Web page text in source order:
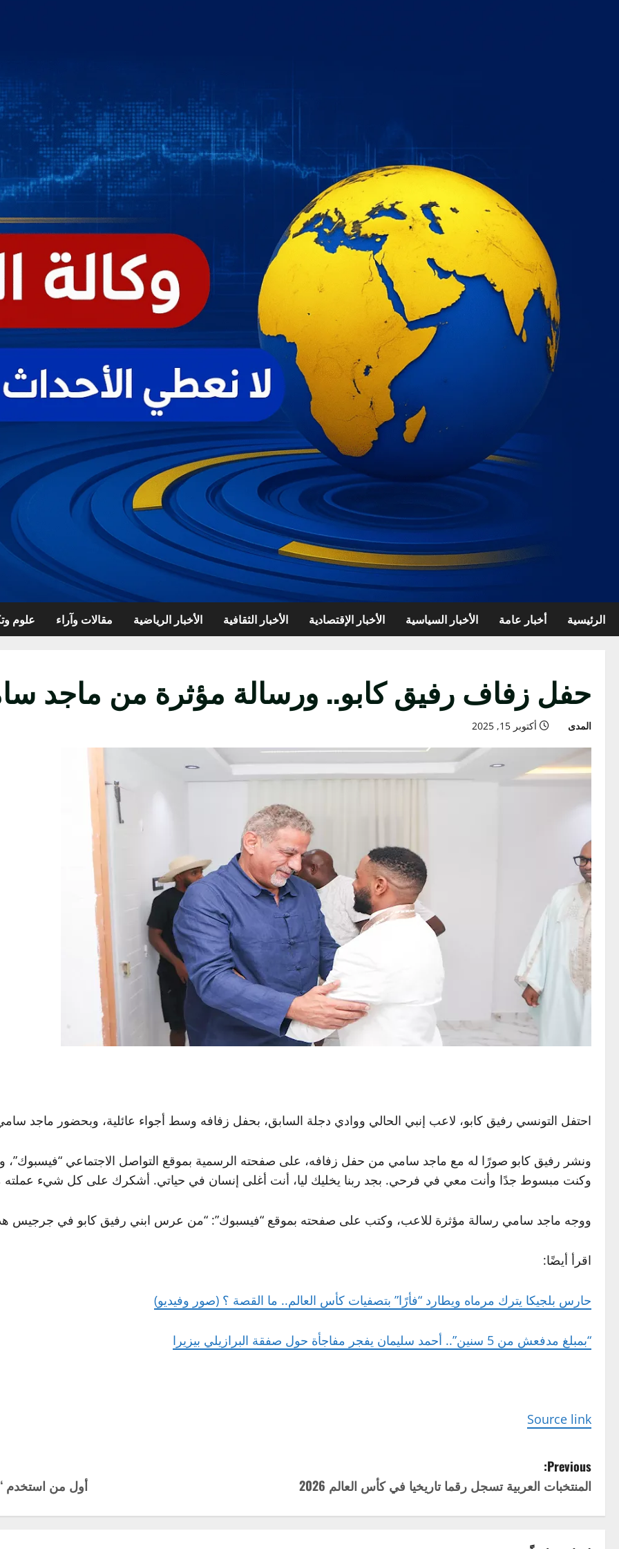
الرئيسية أخبار عامة الأخبار السياسية الأخبار الإقتصادية الأخبار الثقافية الأخبار الرياضية مقالات وآراء علوم
حفل زفاف رفيق كابو.. ورسالة مؤثرة من ماجد
المدى أكتوبر 15, 2025
احتفل التونسي رفيق كابو، لاعب إنبي الحالي ووادي دجلة السابق، بحفل زفافه وسط أجواء عائلية، وبحضور ماجد
ونشر رفيق كابو صورًا له مع ماجد سامي من حفل زفافه، على صفحته الرسمية بموقع التواصل الاجتماعي
وكنت مبسوط جدًا وأنت معي في فرحي. بجد ربنا يخليك ليا، أنت أغلى إنسان في حياتي. أشكرك على كل شيء
ووجه ماجد سامي رسالة مؤثرة للاعب، وكتب على صفحته بموقع “فيسبوك”: “من عرس ابني رفيق كابو في جرجيس
اقرأ أيضًا:
حارس بلجيكا يترك مرماه ويطارد “فأرًا” بتصفيات كأس العالم.. ما القصة ؟ (صور وفيديو)
“بمبلغ مدفعش من 5 سنين”.. أحمد سليمان يفجر مفاجأة حول صفقة البرازيلي بيزيرا
Source link
P
o
s
Previous:
المنتخبات العربية تسجل رقما تاريخيا في كأس العالم 2026
أول من استخدم